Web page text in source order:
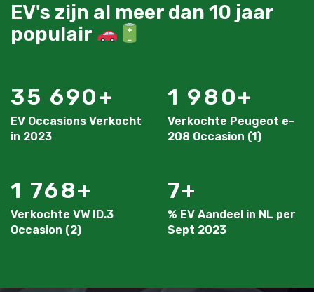
EV's zijn al meer dan 10 jaar
populair
35 690
EV Occasions Verkocht
in 2023
1 980
Verkochte Peugeot e-
208 Occasion (1)
1 768
Verkochte VW ID.3
Occasion (2)
7
% EV Aandeel in NL per
Sept 2023